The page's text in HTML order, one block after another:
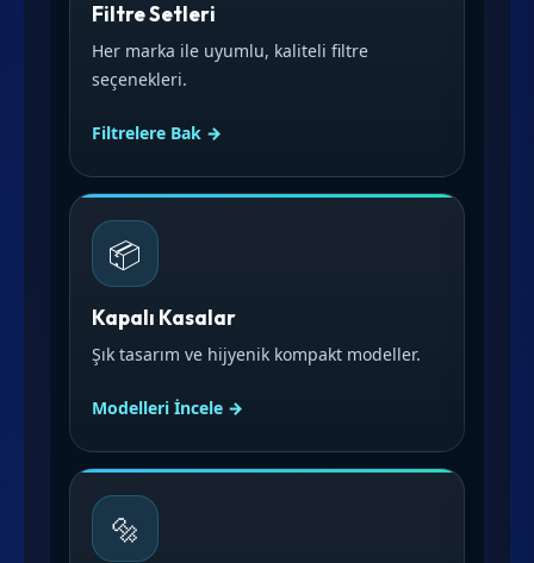
Filtre Setleri
Her marka ile uyumlu, kaliteli filtre
seçenekleri.
Filtrelere Bak →
📦
Kapalı Kasalar
Şık tasarım ve hijyenik kompakt modeller.
Modelleri İncele →
🔩